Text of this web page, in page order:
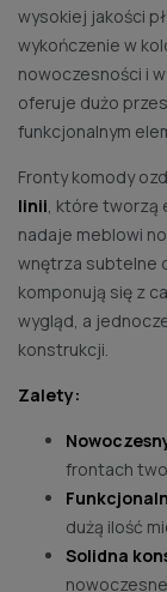
wysokiej jakości
wykończenie w
nowoczesności i
oferuje dużo
funkcjonalnym
Fronty komody
linii, które tworzą
nadaje meblowi
wnętrza subtelne
komponują się z
wygląd, a
konstrukcji.
Zalety:
frontach
dużą ilość
Solidna